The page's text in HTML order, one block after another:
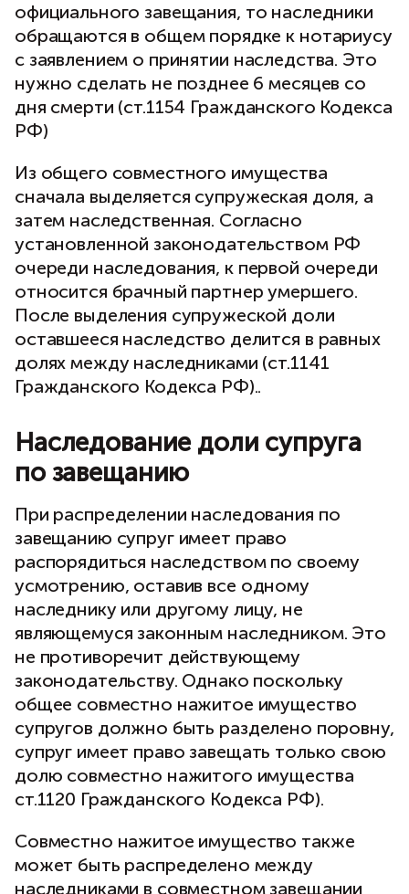
официального завещания, то наследники
обращаются в общем порядке к нотариусу
с заявлением о принятии наследства. Это
нужно сделать не позднее 6 месяцев со
дня смерти (ст.1154 Гражданского Кодекса
РФ)
Из общего совместного имущества
сначала выделяется супружеская доля, а
затем наследственная. Согласно
установленной законодательством РФ
очереди наследования, к первой очереди
относится брачный партнер умершего.
После выделения супружеской доли
оставшееся наследство делится в равных
долях между наследниками (ст.1141
Гражданского Кодекса РФ)..
Наследование доли супруга
по завещанию
При распределении наследования по
завещанию супруг имеет право
распорядиться наследством по своему
усмотрению, оставив все одному
наследнику или другому лицу, не
являющемуся законным наследником. Это
не противоречит действующему
законодательству. Однако поскольку
общее совместно нажитое имущество
супругов должно быть разделено поровну,
супруг имеет право завещать только свою
долю совместно нажитого имущества
ст.1120 Гражданского Кодекса РФ).
Совместно нажитое имущество также
может быть распределено между
наследниками в совместном завещании